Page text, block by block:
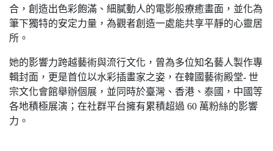
合，創造出色彩飽滿、細膩動人的電影般療癒畫面，並化為
筆下獨特的安定力量，為觀者創造一處能共享平靜的心靈居
所。
她的影響力跨越藝術與流行文化，曾為多位知名藝人製作專
輯封面，更是首位以水彩插畫家之姿，在韓國藝術殿堂- 世
宗文化會館舉辦個展，並同時於臺灣、香港、泰國，中國等
各地積極展演；在社群平台擁有累積超過 60 萬粉絲的影響
力。